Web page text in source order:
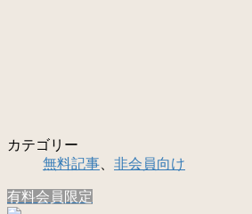
カテゴリー
無料記事
非会員向け
有料会員限定